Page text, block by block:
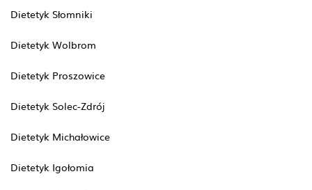
Dietetyk Słomniki
Dietetyk Wolbrom
Dietetyk Proszowice
Dietetyk Solec-Zdrój
Dietetyk Michałowice
Dietetyk Igołomia